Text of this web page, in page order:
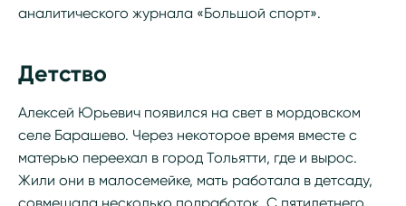
аналитического журнала «Большой спорт».
Детство
Алексей Юрьевич появился на свет в мордовском
селе Барашево. Через некоторое время вместе с
матерью переехал в город Тольятти, где и вырос.
Жили они в малосемейке, мать работала в детсаду,